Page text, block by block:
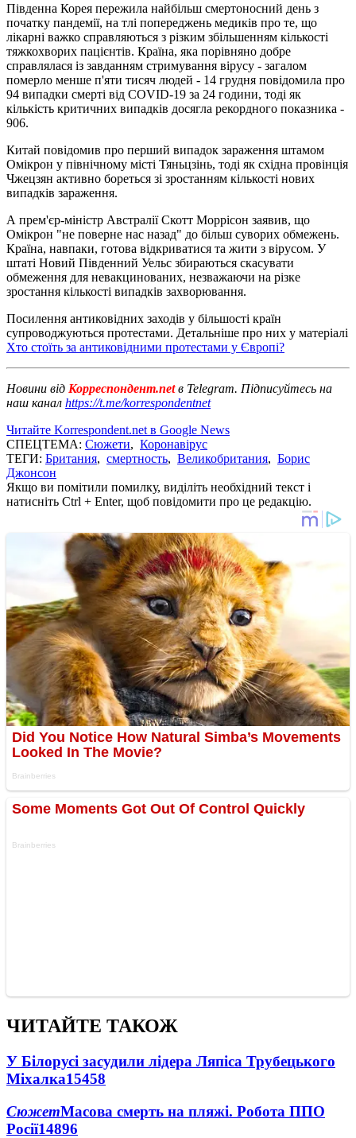
Південна Корея пережила найбільш смертоносний день з
початку пандемії, на тлі попереджень медиків про те, що
лікарні важко справляються з різким збільшенням кількості
тяжкохворих пацієнтів. Країна, яка порівняно добре
справлялася із завданням стримування вірусу - загалом
померло менше п'яти тисяч людей - 14 грудня повідомила про
94 випадки смерті від COVID-19 за 24 години, тоді як
кількість критичних випадків досягла рекордного показника -
906.
Китай повідомив про перший випадок зараження штамом
Омікрон у північному місті Тяньцзінь, тоді як східна провінція
Чжецзян активно бореться зі зростанням кількості нових
випадків зараження.
А прем'єр-міністр Австралії Скотт Моррісон заявив, що
Омікрон "не поверне нас назад" до більш суворих обмежень.
Країна, навпаки, готова відкриватися та жити з вірусом. У
штаті Новий Південний Уельс збираються скасувати
обмеження для невакцинованих, незважаючи на різке
зростання кількості випадків захворювання.
Посилення антиковідних заходів у більшості країн
супроводжуються протестами. Детальніше про них у матеріалі
Хто стоїть за антиковідними протестами у Європі?
Новини від Корреспондент.netв Telegram. Підписуйтесь на
наш канал https://t.me/korrespondentnet
Читайте Korrespondent.net в Google News
СПЕЦТЕМА: Сюжети, Коронавірус
ТЕГИ: Британия, смертность, Великобритания, Борис
Джонсон
Якщо ви помітили помилку, виділіть необхідний текст і
натисніть Ctrl + Enter, щоб повідомити про це редакцію.
ЧИТАЙТЕ ТАКОЖ
У Білорусі засудили лідера Ляпіса Трубецького
Міхалка15458
СюжетМасова смерть на пляжі. Робота ППО
Росії14896